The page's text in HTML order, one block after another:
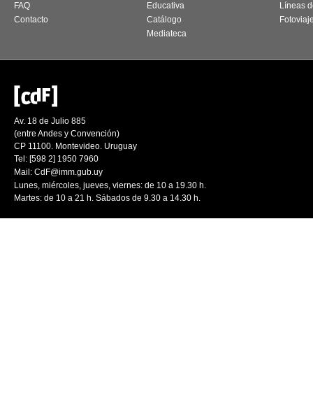
FAQ
Contacto
Educativa
Catálogo
Mediateca
Líneas
Av. 18 de Julio 885
(entre Andes y Convención)
CP 11100. Montevideo. Uruguay
Tel: [598 2] 1950 7960
Mail: CdF@imm.gub.uy
Lunes, miércoles, jueves, viernes: de 10 a 19.30 h.
Martes: de 10 a 21 h. Sábados de 9.30 a 14.30 h.